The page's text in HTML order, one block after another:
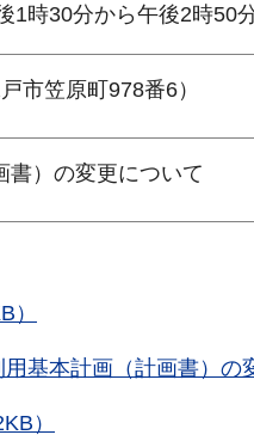
1時30分から午後2時50
市笠原町978番6）
書）の変更について
）
用基本計画（計画書）の
）